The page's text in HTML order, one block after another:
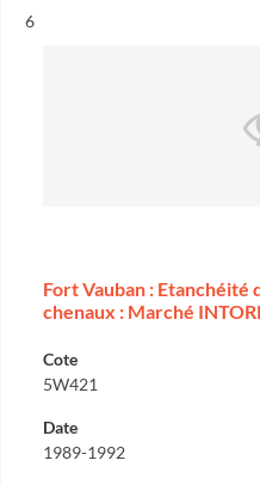
Résultat n°
6
Fort Vauban :
chenaux : Marché
Cote
5W421
Date
1989-1992